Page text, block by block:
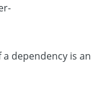
dependency is an